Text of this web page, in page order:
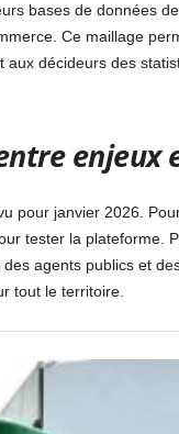
bases de données
Ce maillage
décideurs des
enjeux
pour janvier 2026.
tester la plateforme.
agents publics et
tout le territoire.